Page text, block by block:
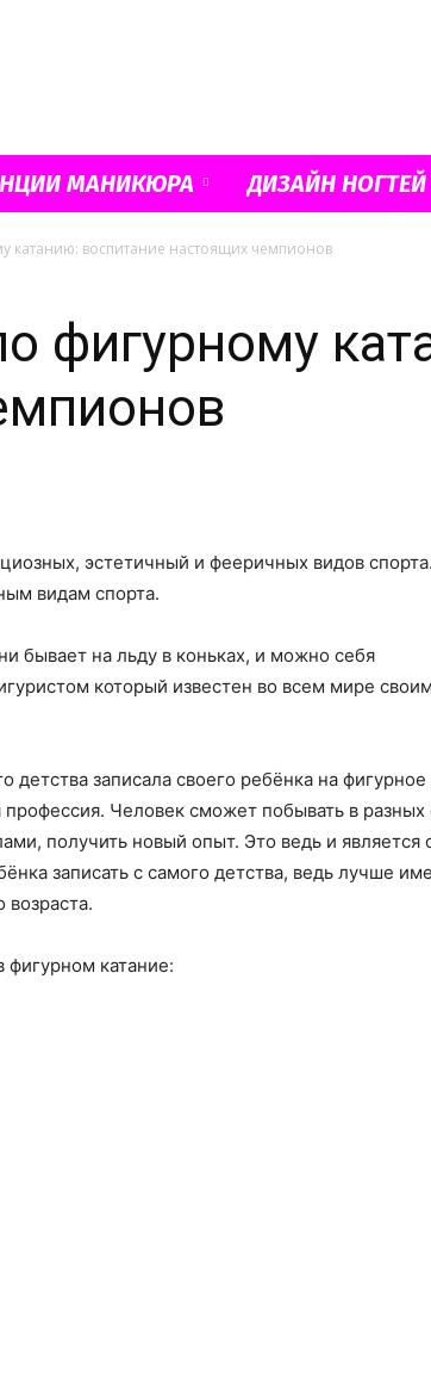
Французский
о
МАНИКЮРА ДИЗАЙН НОГТЕЙ
катанию: воспитание настоящих чемпионов
фигурному
эстетичный и фееричных видов
видам спорта.
бывает на льду в коньках, и можно себя
который известен во всем мире
детства записала своего ребёнка на фигурное
Человек сможет побывать в разных
получить новый опыт. Это ведь и является
записать с самого детства, ведь лучше
возраста.
катание: